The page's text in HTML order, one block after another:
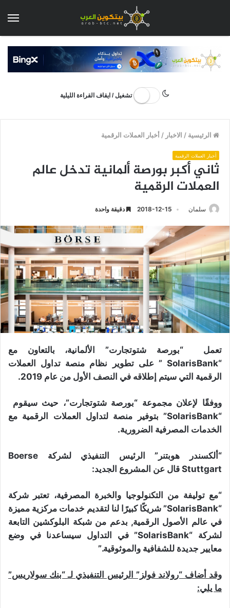
تشغيل / ايقاف القراءة الليلية
الرئيسية / الاخبار /أخبار العملات الرقمية
أخبار العملات الرقمية
ثاني أكبر بورصة ألمانية تدخل عالم
العملات الرقمية
سلمان 2018-12-15 دقيقة واحدة
تعمل “بورصة شتوتجارت” الألمانية، بالتعاون مع
“SolarisBank ” على تطوير نظام منصة تداول العملات
الرقمية التي سيتم إطلاقه في النصف الأول من عام 2019.
ووفقًا لإعلان مجموعة “بورصة شتوتجارت”، حيث سيقوم
“SolarisBank” بتوفير منصة لتداول العملات الرقمية مع
الخدمات المصرفية الضرورية.
“ألكسندر هوبتنر” الرئيس التنفيذي لشركة Boerse
Stuttgart قال عن المشروع الجديد:
“مع توليفة من التكنولوجيا والخبرة المصرفية، تعتبر شركة
“SolarisBank” شريكًا كبيرًا لنا لتقديم خدمات مركزية مميزة
في عالم الأصول الرقمية, بدعم من شبكة البلوكشين التابعة
لشركة “SolarisBank” في التداول سيساعدنا في وضع
معايير جديدة للشفافية والموثوقية.”
وقد أضاف “رولاند فولز” الرئيس التنفيذي لـ “بنك سولاريس”
ما يلي: